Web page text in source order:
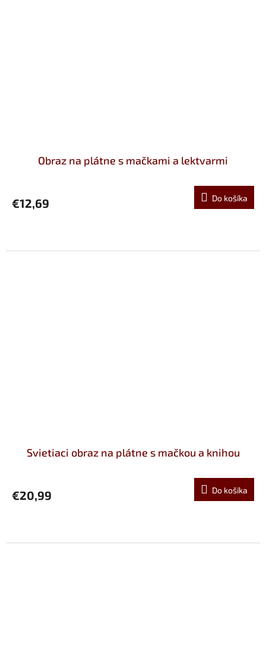
Obraz na plátne s mačkami a lektvarmi
€12,69 Do košíka
Svietiaci obraz na plátne s mačkou a knihou
€20,99 Do košíka